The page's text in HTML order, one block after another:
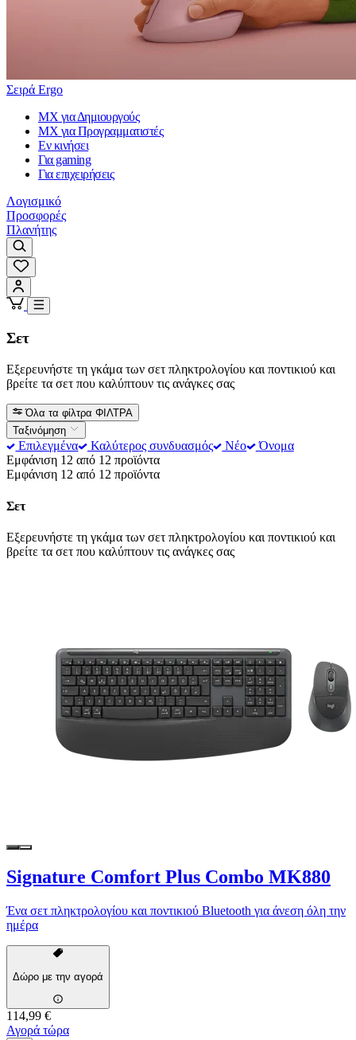
Σειρά Ergo
MX για Δημιουργούς
MX για Προγραμματιστές
Εν κινήσει
Για gaming
Για επιχειρήσεις
Λογισμικό
Προσφορές
Πλανήτης
Σετ
Εξερευνήστε τη γκάμα των σετ πληκτρολογίου και ποντικιού και
βρείτε τα σετ που καλύπτουν τις ανάγκες σας
Όλα τα φίλτρα ΦΙΛΤΡΑ
Ταξινόμηση
Επιλεγμένα Καλύτερος συνδυασμός Νέο
Όνομα
Εμφάνιση 12 από 12 προϊόντα
Εμφάνιση 12 από 12 προϊόντα
Σετ
Εξερευνήστε τη γκάμα των σετ πληκτρολογίου και ποντικιού και
βρείτε τα σετ που καλύπτουν τις ανάγκες σας
Signature Comfort Plus Combo MK880
Ένα σετ πληκτρολογίου και ποντικιού Bluetooth για άνεση όλη την
ημέρα
Δώρο με την αγορά
114,99 €
Αγορά τώρα